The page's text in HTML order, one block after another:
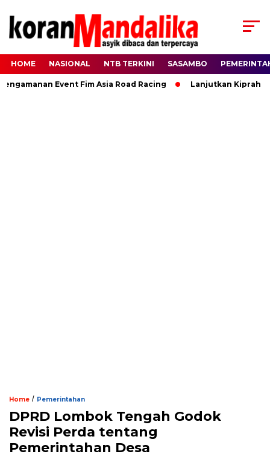
HOME NASIONAL NTB TERKINI SASAMBO
Event Fim Asia Road Racing Lanjutkan Kiprah
Home / Pemerintahan
DPRD Lombok Tengah Godok
Revisi Perda tentang
Pemerintahan Desa